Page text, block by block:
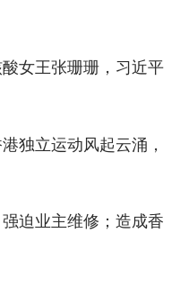
女王张珊珊，习近平
独立运动风起云涌，
迫业主维修；造成香